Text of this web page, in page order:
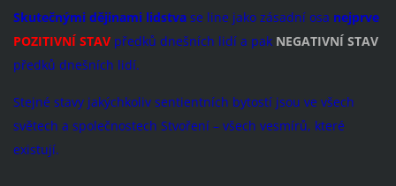
Skutečnými dějinami lidstvase line jako zásadní osa nejprve
POZITIVNÍ STAVpředků dnešních lidí a pak NEGATIVNÍ STAV
předků dnešních lidí.
Stejné stavy jakýchkoliv sentientních bytostí jsou ve všech
světech a společnostech Stvoření – všech vesmírů, které
existují.